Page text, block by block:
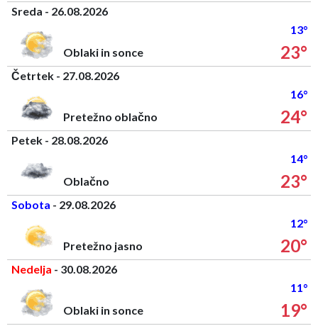
Sreda - 26.08.2026
13°
Oblaki in sonce
23°
Četrtek - 27.08.2026
16°
Pretežno oblačno
24°
Petek - 28.08.2026
14°
Oblačno
23°
Sobota - 29.08.2026
12°
Pretežno jasno
20°
Nedelja - 30.08.2026
11°
Oblaki in sonce
19°